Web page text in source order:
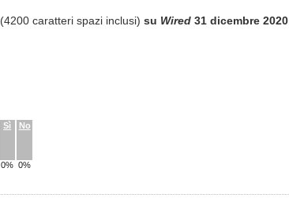
(4200 caratteri spazi inclusi)su Wired 31 dicembre 2020
Sì
0%
No
0%